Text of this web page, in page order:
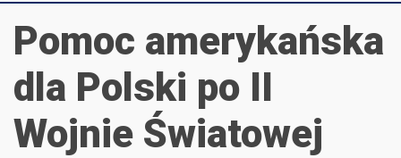
Pomoc amerykańska
dla Polski po II
Wojnie Światowej